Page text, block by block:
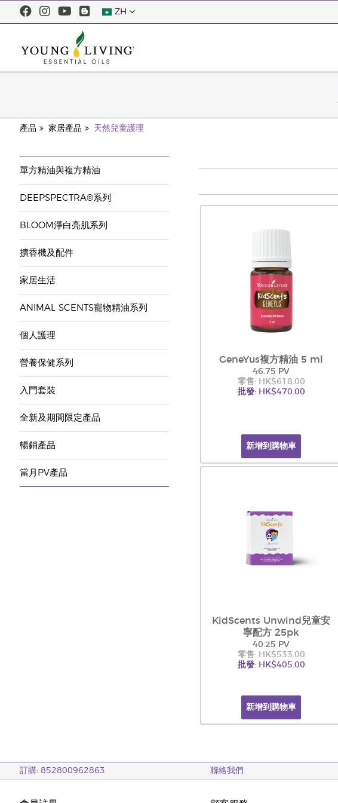
ZH
產品 家居產品 天然兒童護理
單方精油與複方精油
DEEPSPECTRA®系列
BLOOM淨白亮肌系列
擴香機及配件
家居生活
ANIMAL SCENTS寵物精油系列
個人護理
營養保健系列
入門套裝
全新及期間限定產品
暢銷產品
當月PV產品
GeneYus複方精油 5 ml
46.75 PV
零售: HK$618.00
批發: HK$470.00
新增到購物車
KidScents Unwind兒童安
寧配方 25pk
40.25 PV
零售: HK$533.00
批發: HK$405.00
新增到購物車
訂購: 852800962863 聯絡我們